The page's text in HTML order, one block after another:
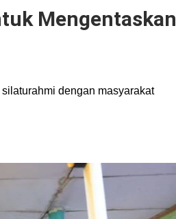
Mengentaskan
dengan masyarakat